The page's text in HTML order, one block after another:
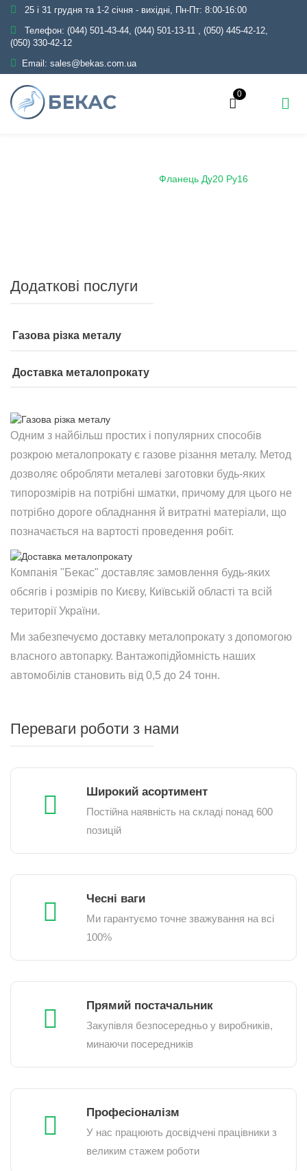
25 і 31 грудня та 1-2 січня - вихідні, Пн-Пт: 8:00-16:00
Телефон: (044) 501-43-44, (044) 501-13-11 , (050) 445-42-12,
(050) 330-42-12
Email: sales@bekas.com.ua
0
Фланець Ду20 Ру16
Додаткові послуги
Газова різка металу
Доставка металопрокату
Одним з найбільш простих і популярних способів
розкрою металопрокату є газове різання металу. Метод
дозволяє обробляти металеві заготовки будь-яких
типорозмірів на потрібні шматки, причому для цього не
потрібно дороге обладнання й витратні матеріали, що
позначається на вартості проведення робіт.
Компанія "Бекас" доставляє замовлення будь-яких
обсягів і розмірів по Києву, Київській області та всій
території України.
Ми забезпечуємо доставку металопрокату з допомогою
власного автопарку. Вантажопідйомність наших
автомобілів становить від 0,5 до 24 тонн.
Переваги роботи з нами
Широкий асортимент
Постійна наявність на складі понад 600
позицій
Чесні ваги
Ми гарантуємо точне зважування на всі
100%
Прямий постачальник
Закупівля безпосередньо у виробників,
минаючи посередників
Професіоналізм
У нас працюють досвідчені працівники з
великим стажем роботи